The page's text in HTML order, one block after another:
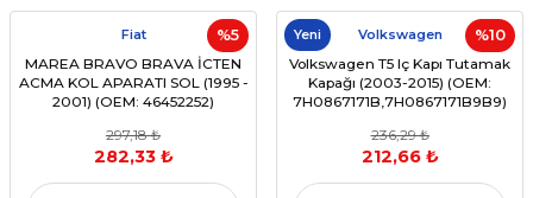
%5
Fiat
MAREA BRAVO BRAVA İCTEN
ACMA KOL APARATI SOL (1995 -
2001) (OEM: 46452252)
297,18 ₺
282,33 ₺
%10
Yeni Volkswagen
Volkswagen T5 Iç Kapı Tutamak
Kapağı (2003-2015) (OEM:
7H0867171B,7H0867171B9B9)
236,29 ₺
212,66 ₺